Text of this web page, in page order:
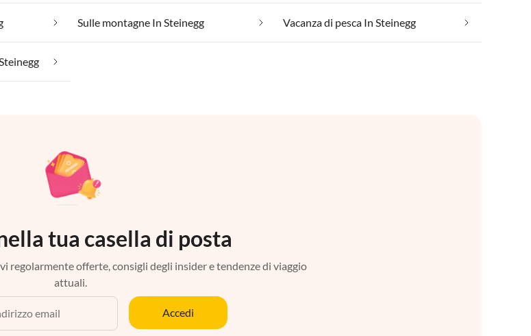
Sulle montagne In Steinegg Vacanza di pesca In Steinegg
tua casella di posta
regolarmente offerte, consigli degli insider e tendenze di viaggio
attuali.
Accedi